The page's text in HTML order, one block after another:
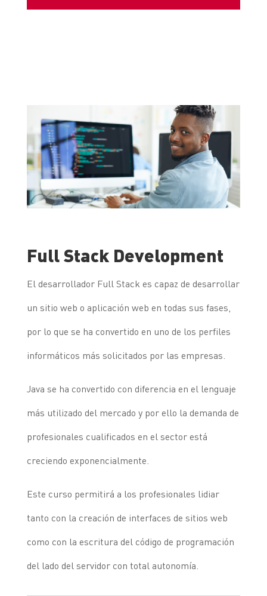
Full Stack Development
El desarrollador Full Stack es capaz de desarrollar
un sitio web o aplicación web en todas sus fases,
por lo que se ha convertido en uno de los perfiles
informáticos más solicitados por las empresas.
Java se ha convertido con diferencia en el lenguaje
más utilizado del mercado y por ello la demanda de
profesionales cualificados en el sector está
creciendo exponencialmente.
Este curso permitirá a los profesionales lidiar
tanto con la creación de interfaces de sitios web
como con la escritura del código de programación
del lado del servidor con total autonomía.